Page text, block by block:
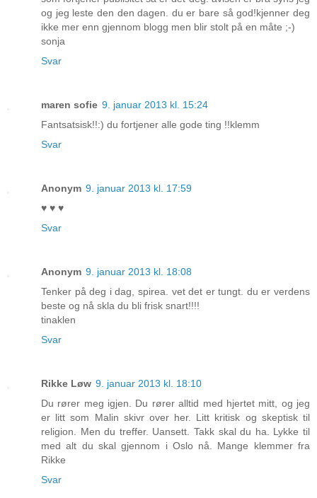
og jeg leste den den dagen. du er bare så god!kjenner deg
ikke mer enn gjennom blogg men blir stolt på en måte ;-)
sonja
Svar
maren sofie 9. januar 2013 kl. 15:24
Fantsatsisk!!:) du fortjener alle gode ting !!klemm
Svar
Anonym 9. januar 2013 kl. 17:59
♥ ♥ ♥
Svar
Anonym 9. januar 2013 kl. 18:08
Tenker på deg i dag, spirea. vet det er tungt. du er verdens
beste og nå skla du bli frisk snart!!!!
tinaklen
Svar
Rikke Løw 9. januar 2013 kl. 18:10
Du rører meg igjen. Du rører alltid med hjertet mitt, og jeg
er litt som Malin skivr over her. Litt kritisk og skeptisk til
religion. Men du treffer. Uansett. Takk skal du ha. Lykke til
med alt du skal gjennom i Oslo nå. Mange klemmer fra
Rikke
Svar